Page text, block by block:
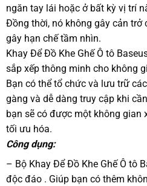
ngăn tay lái hoặc ở bất kỳ vị trí
Đồng thời, nó không gây cản trở
gây hạn chế tầm nhìn.
Khay Để Đồ Khe Ghế Ô tô
sắp xếp thông minh cho không
Bạn có thể tổ chức và lưu trữ
gàng và dễ dàng truy cập khi
bạn sẽ có được một không gian
tối ưu hóa.
Công dụng:
– Bộ Khay Để Đồ Khe Ghế Ô tô
độc đáo . Giúp bạn có thêm